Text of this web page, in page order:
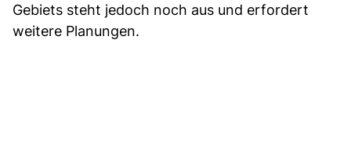
Gebiets steht jedoch noch aus und erfordert
weitere Planungen.